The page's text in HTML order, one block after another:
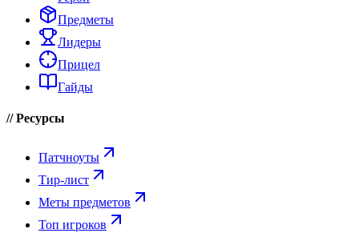
Предметы
Лидеры
Прицел
Гайды
// Ресурсы
Патчноуты
Тир-лист
Меты предметов
Топ игроков